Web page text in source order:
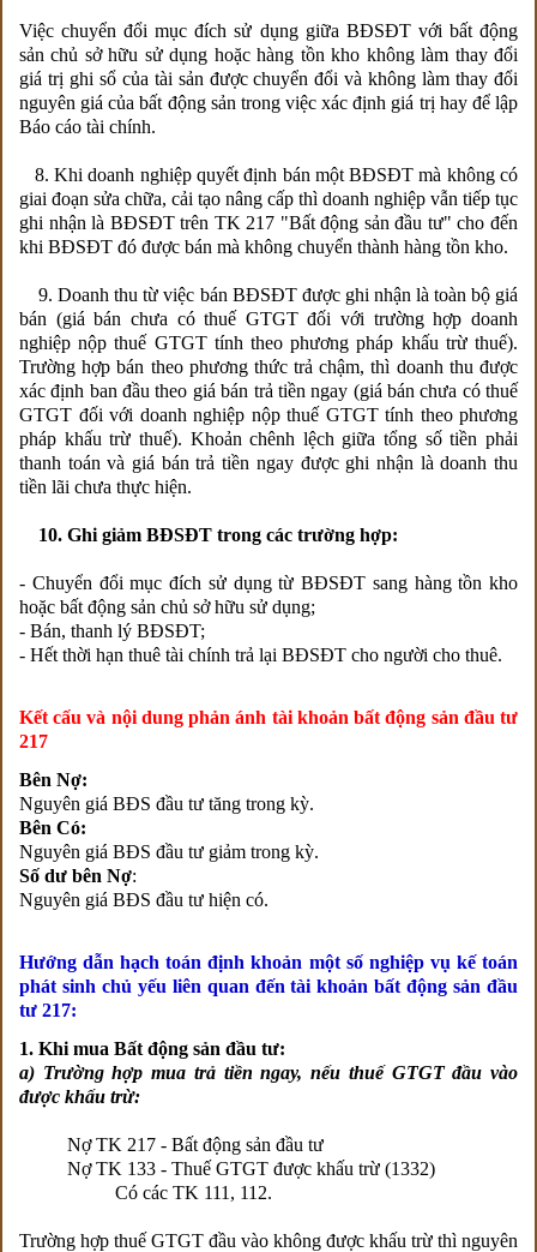
Việc chuyển đổi mục đích sử dụng giữa BĐSĐT với bất động
sản chủ sở hữu sử dụng hoặc hàng tồn kho không làm thay đổi
giá trị ghi sổ của tài sản được chuyển đổi và không làm thay đổi
nguyên giá của bất động sản trong việc xác định giá trị hay để lập
Báo cáo tài chính.
8. Khi doanh nghiệp quyết định bán một BĐSĐT mà không có
giai đoạn sửa chữa, cải tạo nâng cấp thì doanh nghiệp vẫn tiếp tục
ghi nhận là BĐSĐT trên TK 217 "Bất động sản đầu tư" cho đến
khi BĐSĐT đó được bán mà không chuyển thành hàng tồn kho.
9. Doanh thu từ việc bán BĐSĐT được ghi nhận là toàn bộ giá
bán (giá bán chưa có thuế GTGT đối với trường hợp doanh
nghiệp nộp thuế GTGT tính theo phương pháp khấu trừ thuế).
Trường hợp bán theo phương thức trả chậm, thì doanh thu được
xác định ban đầu theo giá bán trả tiền ngay (giá bán chưa có thuế
GTGT đối với doanh nghiệp nộp thuế GTGT tính theo phương
pháp khấu trừ thuế). Khoản chênh lệch giữa tổng số tiền phải
thanh toán và giá bán trả tiền ngay được ghi nhận là doanh thu
tiền lãi chưa thực hiện.
10. Ghi giảm BĐSĐT trong các trường hợp:
- Chuyển đổi mục đích sử dụng từ BĐSĐT sang hàng tồn kho
hoặc bất động sản chủ sở hữu sử dụng;
- Bán, thanh lý BĐSĐT;
- Hết thời hạn thuê tài chính trả lại BĐSĐT cho người cho thuê.
Kết cấu và nội dung phản ánh tài khoản bất động sản đầu tư
217
Bên Nợ:
Nguyên giá BĐS đầu tư tăng trong kỳ.
Bên Có:
Nguyên giá BĐS đầu tư giảm trong kỳ.
Số dư bên Nợ:
Nguyên giá BĐS đầu tư hiện có.
Hướng dẫn hạch toán định khoản một số nghiệp vụ kế toán
phát sinh chủ yếu liên quan đến tài khoản bất động sản đầu
tư 217:
1. Khi mua Bất động sản đầu tư:
a) Trường hợp mua trả tiền ngay, nếu thuế GTGT đầu vào
được khấu trừ:
Nợ TK 217 - Bất động sản đầu tư
Nợ TK 133 - Thuế GTGT được khấu trừ (1332)
Có các TK 111, 112.
Trường hợp thuế GTGT đầu vào không được khấu trừ thì nguyên